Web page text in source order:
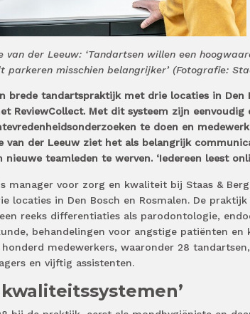
van der Leeuw: ‘Tandartsen willen een
misschien belangrijker’ (Fotografie:
brede tandartspraktijk met drie locaties in Den
ReviewCollect. Met dit systeem zijn eenvoudig
te doen en
van der Leeuw ziet het als belangrijk
teamleden te werven. ‘Iedereen leest
manager voor zorg en kwaliteit bij Staas &
locaties in Den Bosch en Rosmalen. De
reeks differentiaties als parodontologie,
behandelingen voor angstige patiënten en
medewerkers, waaronder 28
en vijftig assistenten.